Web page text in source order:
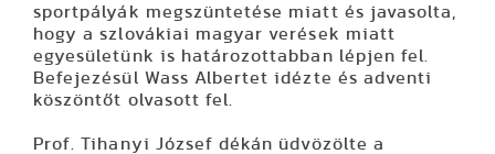
sportpályák megszüntetése miatt és javasolta,
hogy a szlovákiai magyar verések miatt
egyesületünk is határozottabban lépjen fel.
Befejezésül Wass Albertet idézte és adventi
köszöntőt olvasott fel.
Prof. Tihanyi Józsefdékán üdvözölte a